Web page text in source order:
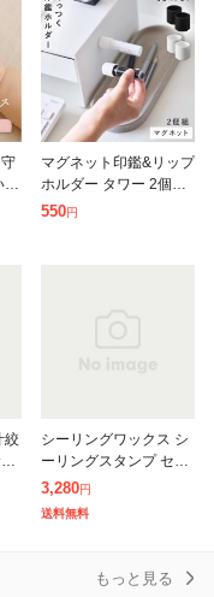
マグネット印鑑&リップ
ホルダー タワー 2個組
山崎実業 tower マグネ
550円
絞
シーリングワックス シ
ーリングスタンプ セッ
ト 蝋封 スタンプセット
印章 印鑑 封蝋印 ワッ
クスビーズ 小粒タイプ
3,280円
送料無料
もっと見る